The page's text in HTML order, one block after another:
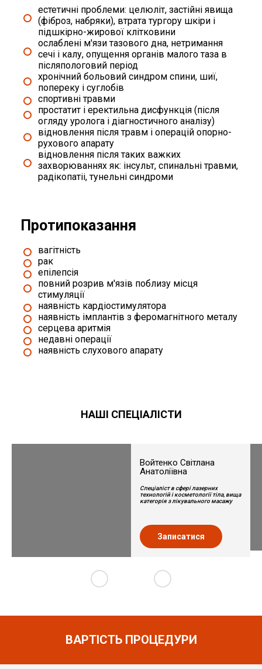
естетичні проблеми: целюліт, застійні явища
(фіброз, набряки), втрата тургору шкіри і
підшкірно-жирової клітковини
ослаблені м'язи тазового дна, нетримання
сечі і калу, опущення органів малого таза в
післяпологовий період
хронічний больовий синдром спини, шиї,
попереку і суглобів
спортивні травми
простатит і еректильна дисфункція (після
огляду уролога і діагностичного аналізу)
відновлення після травм і операцій опорно-
рухового апарату
відновлення після таких важких
захворюваннях як: інсульт, спинальні травми,
радікопатіі, тунельні синдроми
Протипоказання
вагітність
рак
епілепсія
повний розрив м'язів поблизу місця
стимуляції
наявність кардіостимулятора
наявність імплантів з феромагнітного металу
серцева аритмія
недавні операції
наявність слухового апарату
НАШІ СПЕЦІАЛІСТИ
Войтенко Світлана
Анатоліївна
Спеціаліст в сфері лазерних
технологій і косметології тіла, вища
категорія з лікувального масажу
Записатися
ВАРТІСТЬ ПРОЦЕДУРИ